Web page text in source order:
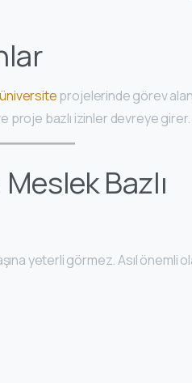
projelerinde görev
proje bazlı izinler devreye girer.
Bazlı
yeterli görmez. Asıl önemli